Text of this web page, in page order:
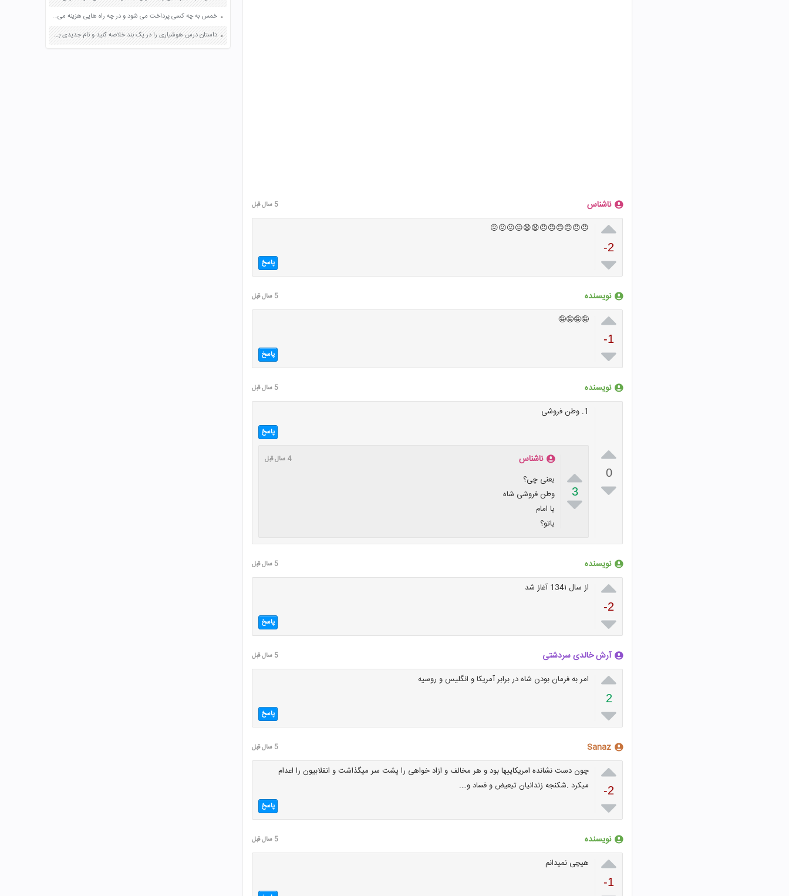
ناشناس 5 سال قبل

-2

😠😠😠😠😠😠😧😧😖😖😖😖
پاسخ
نویسنده 5 سال قبل

-1

🤪🤪🤪🤪
پاسخ
نویسنده 5 سال قبل

0

1. وطن فروشی
پاسخ

3

ناشناس 4 سال قبل
یعنی چی؟
وطن فروشی شاه
یا امام
یاتو؟
نویسنده 5 سال قبل

-2

از سال 134۱ آغاز شد
پاسخ
آرش خالدی سردشتی 5 سال قبل

2

امر به فرمان بودن شاه در برابر آمریکا و انگلیس و روسیه
پاسخ
Sanaz 5 سال قبل

-2

چون دست نشانده امریکاییها بود و هر مخالف و ازاد خواهی را پشت سر میگذاشت و انقلابیون را اعدام
میکرد .شکنجه زندانیان تیعیض و فساد و….
پاسخ
نویسنده 5 سال قبل

-1
هیچی نمیدانم
خمس به چه کسی پرداخت می شود و در چه راه هایی هزینه می شود؟ صفحه 128 پیام های آسمان نهم
داستان درس هوشیاری را در یک بند خلاصه کنید و نام جدیدی برای آن انتخاب کنید صفحه 26 نگارش فارسی ششم